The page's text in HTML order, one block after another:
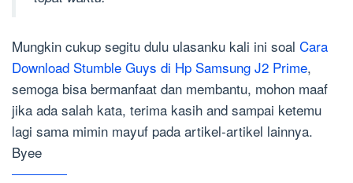
Mungkin cukup segitu dulu ulasanku kali ini soal Cara
Download Stumble Guys di Hp Samsung J2 Prime,
semoga bisa bermanfaat dan membantu, mohon maaf
jika ada salah kata, terima kasih and sampai ketemu
lagi sama mimin mayuf pada artikel-artikel lainnya.
Byee